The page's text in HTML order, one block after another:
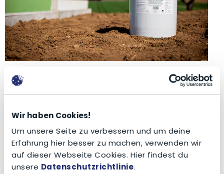
Wir haben Cookies!
Um unsere Seite zu verbessern und um deine
Erfahrung hier besser zu machen, verwenden wir
auf dieser Webseite Cookies. Hier findest du
unsere Datenschutzrichtlinie.
Vernice Silo-quick
Special nero per
pavimento
Grazie ad additivi speciali l’elasticità e